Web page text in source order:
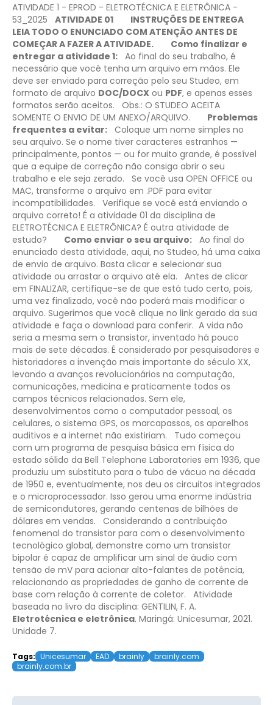
ATIVIDADE 1 - EPROD - ELETROTÉCNICA E ELETRÔNICA -
53_2025
ATIVIDADE 01
INSTRUÇÕES DE ENTREGA
LEIA TODO O ENUNCIADO COM ATENÇÃO ANTES DE
COMEÇAR A FAZER A ATIVIDADE.
Como finalizar e
entregar a atividade 1: Ao final do seu trabalho, é
necessário que você tenha um arquivo em mãos. Ele
deve ser enviado para correção pelo seu Studeo, em
formato de arquivo DOC/DOCX ou PDF, e apenas esses
formatos serão aceitos.
Obs.: O STUDEO ACEITA
SOMENTE O ENVIO DE UM ANEXO/ARQUIVO.
Problemas
frequentes a evitar: Coloque um nome simples no
seu arquivo. Se o nome tiver caracteres estranhos —
principalmente, pontos — ou for muito grande, é possível
que a equipe de correção não consiga abrir o seu
trabalho e ele seja zerado.
Se você usa OPEN OFFICE ou
MAC, transforme o arquivo em .PDF para evitar
incompatibilidades.
Verifique se você está enviando o
arquivo correto! É a atividade 01 da disciplina de
ELETROTÉCNICA E ELETRÔNICA? É outra atividade de
estudo?
Como enviar o seu arquivo: Ao final do
enunciado desta atividade, aqui, no Studeo, há uma caixa
de envio de arquivo. Basta clicar e selecionar sua
atividade ou arrastar o arquivo até ela.
Antes de clicar
em FINALIZAR, certifique-se de que está tudo certo, pois,
uma vez finalizado, você não poderá mais modificar o
arquivo. Sugerimos que você clique no link gerado da sua
atividade e faça o download para conferir. ​A vida não
seria a mesma sem o transistor, inventado há pouco
mais de sete décadas. É considerado por pesquisadores e
historiadores a invenção mais importante do século XX,
levando a avanços revolucionários na computação,
comunicações, medicina e praticamente todos os
campos técnicos relacionados. Sem ele,
desenvolvimentos como o computador pessoal, os
celulares, o sistema GPS, os marcapassos, os aparelhos
auditivos e a internet não existiriam.
Tudo começou
com um programa de pesquisa básica em física do
estado sólido da Bell Telephone Laboratories em 1936, que
produziu um substituto para o tubo de vácuo na década
de 1950 e, eventualmente, nos deu os circuitos integrados
e o microprocessador. Isso gerou uma enorme indústria
de semicondutores, gerando centenas de bilhões de
dólares em vendas.
Considerando a contribuição
fenomenal do transistor para com o desenvolvimento
tecnológico global, demonstre como um transistor
bipolar é capaz de amplificar um sinal de áudio com
tensão de mV para acionar alto-falantes de potência,
relacionando as propriedades de ganho de corrente de
base com relação à corrente de coletor.
Atividade
baseada no livro da disciplina: GENTILIN, F. A.
Eletrotécnica e eletrônica. Maringá: Unicesumar, 2021.
Unidade 7.
Tags: Unicesumar EAD brainly
brainly.com
brainly.com.br